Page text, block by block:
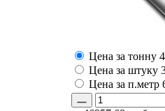
Цена за тонну
Цена за штуку
Цена за п.метр